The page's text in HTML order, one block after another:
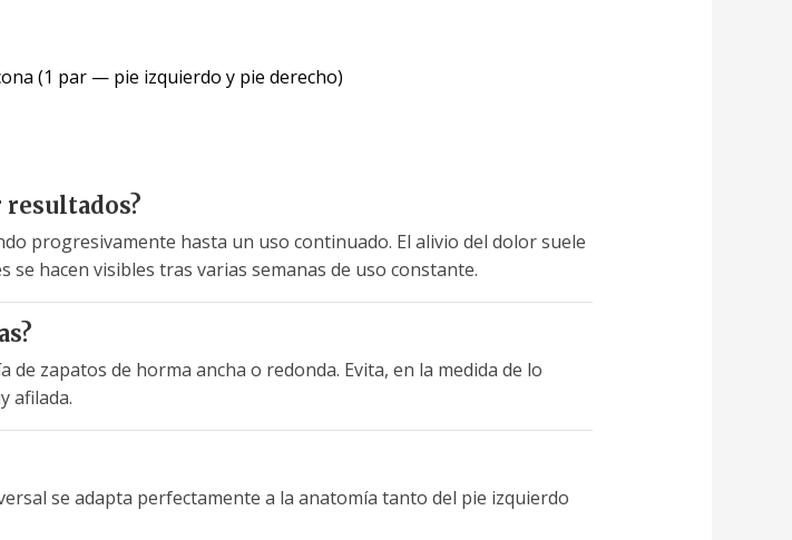
(1 par — pie izquierdo y pie derecho)
resultados?
progresivamente hasta un uso continuado. El alivio del dolor suele
hacen visibles tras varias semanas de uso constante.
zapatos de horma ancha o redonda. Evita, en la medida de lo
afilada.
se adapta perfectamente a la anatomía tanto del pie izquierdo